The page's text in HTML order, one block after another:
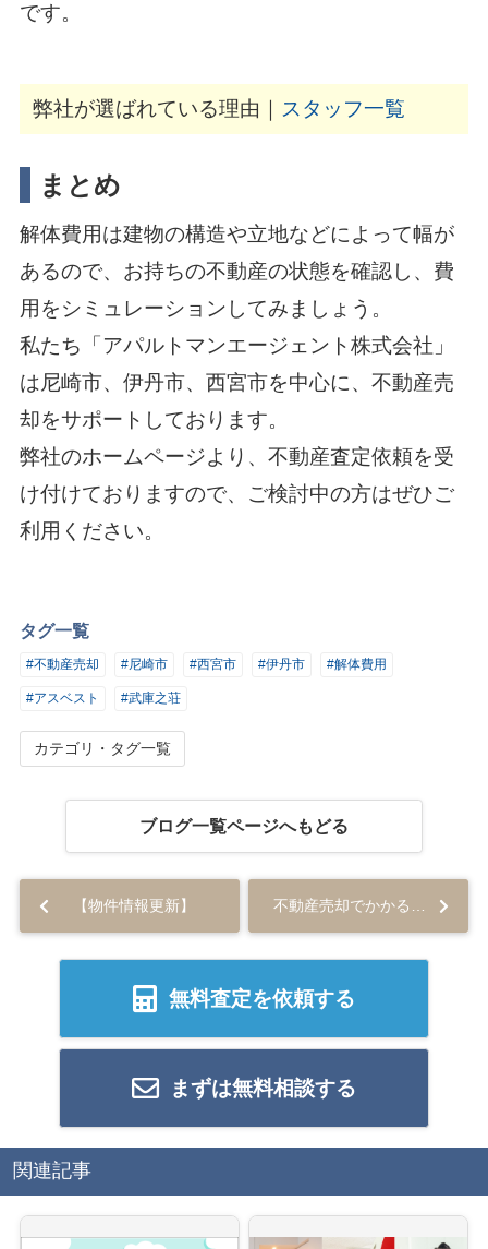
です。
弊社が選ばれている理由｜ スタッフ一覧
まとめ
解体費用は建物の構造や立地などによって幅が
あるので、お持ちの不動産の状態を確認し、費
用をシミュレーションしてみましょう。
私たち「アパルトマンエージェント株式会社」
は尼崎市、伊丹市、西宮市を中心に、不動産売
却をサポートしております。
弊社のホームページより、不動産査定依頼を受
け付けておりますので、ご検討中の方はぜひご
利用ください。
タグ一覧
#不動産売却 #尼崎市 #西宮市 #伊丹市 #解体費用
#アスベスト #武庫之荘
カテゴリ・タグ一覧
ブログ一覧ページへもどる
【物件情報更新】
無料査定を依頼する
まずは無料相談する
関連記事